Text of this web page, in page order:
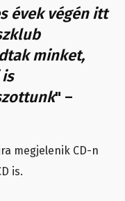
évek végén itt
minket,
" –
megjelenik CD-n
is.